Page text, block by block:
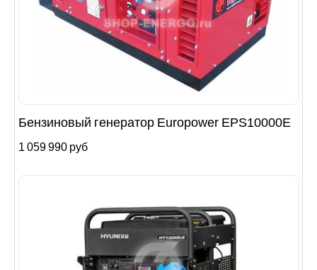
Бензиновый генератор Europower EPS10000E
1 059 990 руб